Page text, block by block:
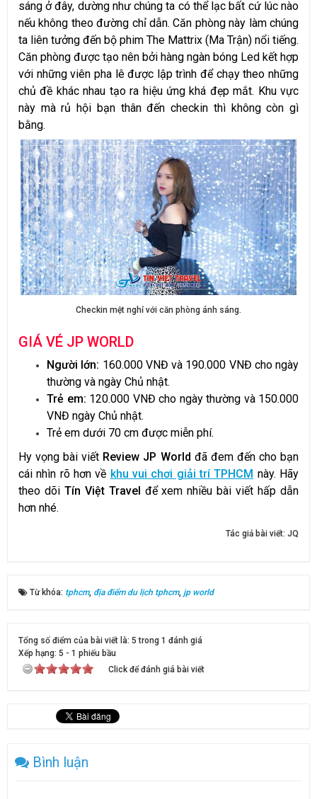
sáng ở đây, dường như chúng ta có thể lạc bất cứ lúc nào
nếu không theo đường chỉ dẫn. Căn phòng này làm chúng
ta liên tưởng đến bộ phim The Mattrix (Ma Trận) nổi tiếng.
Căn phòng được tạo nên bởi hàng ngàn bóng Led kết hợp
với những viên pha lê được lập trình để chạy theo những
chủ đề khác nhau tạo ra hiệu ứng khá đẹp mắt. Khu vực
này mà rủ hội bạn thân đến checkin thì không còn gì
bằng.
Checkin mệt nghỉ với căn phòng ánh sáng.
GIÁ VÉ JP WORLD
Người lớn: 160.000 VNĐ và 190.000 VNĐ cho ngày
thường và ngày Chủ nhật.
Trẻ em: 120.000 VNĐ cho ngày thường và 150.000
VNĐ ngày Chủ nhật.
Trẻ em dưới 70 cm được miễn phí.
Hy vọng bài viết Review JP World đã đem đến cho bạn
cái nhìn rõ hơn về khu vui chơi giải trí TPHCM này. Hãy
theo dõi Tín Việt Travel để xem nhiều bài viết hấp dẫn
hơn nhé.
Tác giả bài viết: JQ
Từ khóa: tphcm, địa điểm du lịch tphcm, jp world
Tổng số điểm của bài viết là: 5 trong 1 đánh giá
Xếp hạng: 5 - 1 phiếu bầu
Click để đánh giá bài viết
Bình luận